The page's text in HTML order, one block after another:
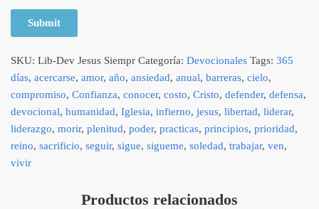
SKU: Lib-Dev Jesus Siempr Categoría: Devocionales Tags: 365
días, acercarse, amor, año, ansiedad, anual, barreras, cielo,
compromiso, Confianza, conocer, costo, Cristo, defender, defensa,
devocional, humanidad, Iglesia, infierno, jesus, libertad, liderar,
liderazgo, morir, plenitud, poder, practicas, principios, prioridad,
reino, sacrificio, seguir, sigue, sigueme, soledad, trabajar, ven,
vivir
Productos relacionados